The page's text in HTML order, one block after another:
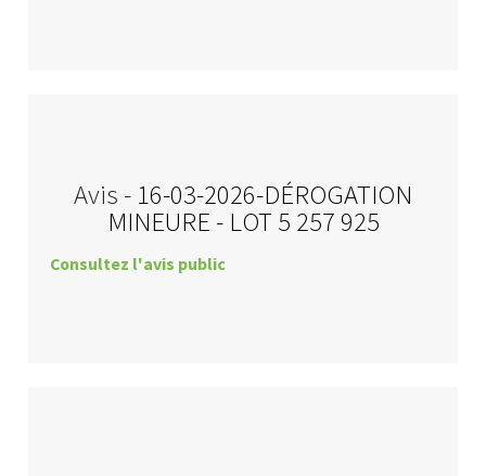
Avis - 16-03-2026-DÉROGATION
MINEURE - LOT 5 257 925
Consultez l'avis public